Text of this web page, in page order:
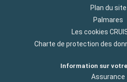
Plan du site
Palmares
Les cookies
Charte de protection des
Information sur
Assurance